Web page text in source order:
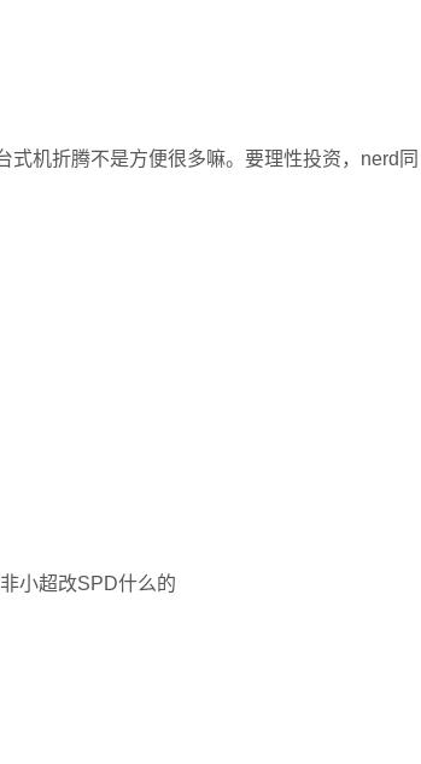
机折腾不是方便很多嘛。要理性投资，nerd同
小超改SPD什么的